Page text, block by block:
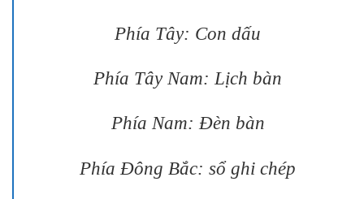
Phía Tây: Con dấu
Phía Tây Nam: Lịch bàn
Phía Nam: Đèn bàn
Phía Đông Bắc: sổ ghi chép